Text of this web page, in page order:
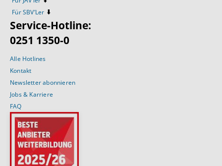
Für SBV’Ler ⬇️
Service-Hotline:
0251 1350-0
Alle Hotlines
Kontakt
Newsletter abonnieren
Jobs & Karriere
FAQ